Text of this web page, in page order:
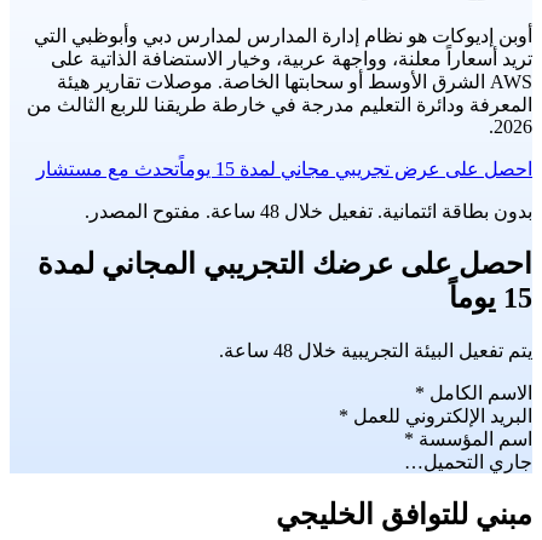
أوبن إديوكات هو نظام إدارة المدارس لمدارس دبي وأبوظبي التي
تريد أسعاراً معلنة، وواجهة عربية، وخيار الاستضافة الذاتية على
AWS الشرق الأوسط أو سحابتها الخاصة. موصلات تقارير هيئة
المعرفة ودائرة التعليم مدرجة في خارطة طريقنا للربع الثالث من
2026.
احصل على عرض تجريبي مجاني لمدة 15 يوماً تحدث مع مستشار
بدون بطاقة ائتمانية. تفعيل خلال 48 ساعة. مفتوح المصدر.
احصل على عرضك التجريبي المجاني لمدة
15 يوماً
يتم تفعيل البيئة التجريبية خلال 48 ساعة.
الاسم الكامل *
البريد الإلكتروني للعمل *
اسم المؤسسة *
جاري التحميل…
مبني للتوافق الخليجي